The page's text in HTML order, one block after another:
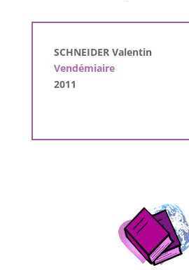
SCHNEIDER Valentin
Vendémiaire
2011